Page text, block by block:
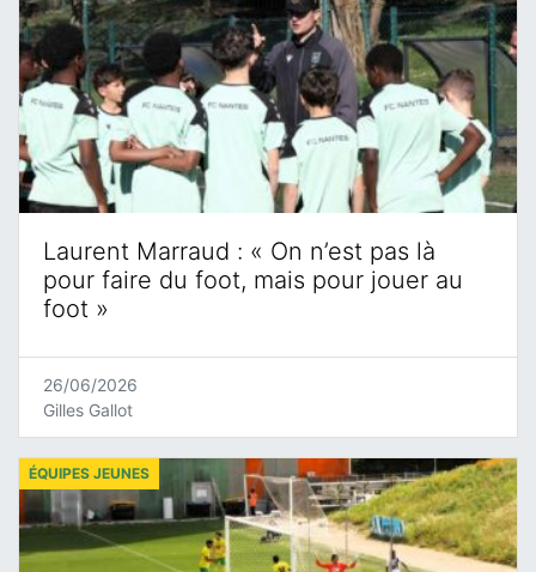
Laurent Marraud : « On n’est pas là
pour faire du foot, mais pour jouer au
foot »
26/06/2026
Gilles Gallot
ÉQUIPES JEUNES